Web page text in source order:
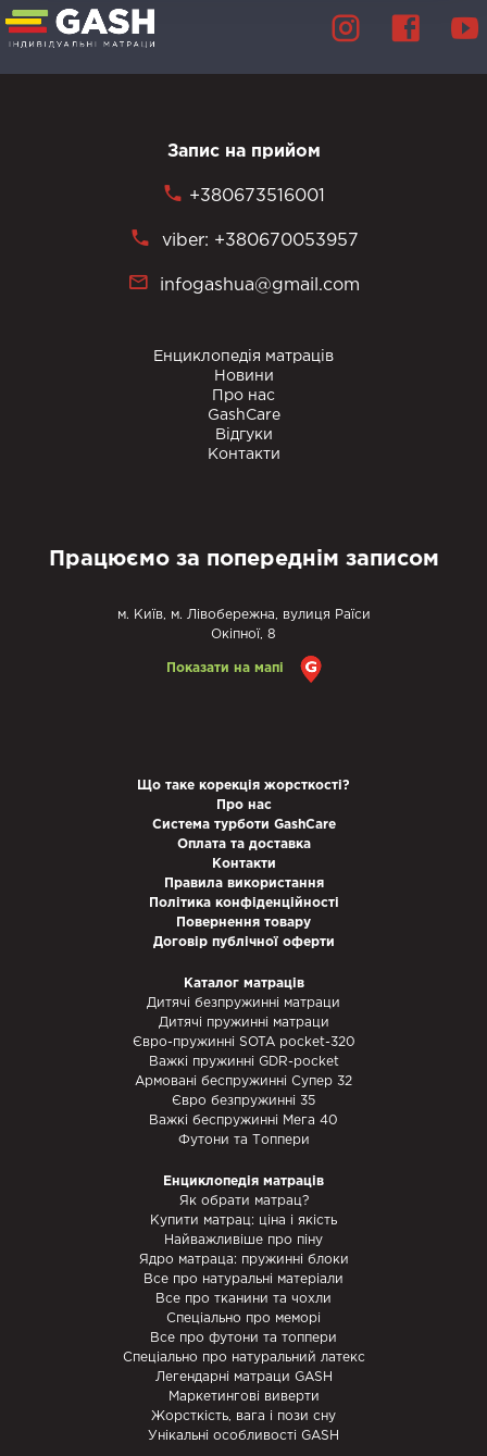
Запис на прийом
+380673516001
viber: +380670053957
infogashua@gmail.com
Енциклопедія матраців
Новини
Про нас
GashCare
Відгуки
Контакти
Працюємо за попереднім записом
м. Київ, м. Лівобережна, вулиця Раїси
Окіпної, 8
Показати на мапі
Що таке корекція жорсткості?
Про нас
Система турботи GashCare
Оплата та доставка
Контакти
Правила використання
Політика конфіденційності
Повернення товару
Договір публічної оферти
Каталог матраців
Дитячі безпружинні матраци
Дитячі пружинні матраци
Євро-пружинні SOTA pocket-320
Важкі пружинні GDR-pocket
Армовані беспружинні Супер 32
Євро безпружинні 35
Важкі беспружинні Мега 40
Футони та Топпери
Енциклопедія матраців
Як обрати матрац?
Купити матрац: ціна і якість
Найважливіше про піну
Ядро матраца: пружинні блоки
Все про натуральні матеріали
Все про тканини та чохли
Спеціально про меморі
Все про футони та топпери
Спеціально про натуральний латекс
Легендарні матраци GASH
Маркетингові виверти
Жорсткість, вага і пози сну
Унікальні особливості GASH